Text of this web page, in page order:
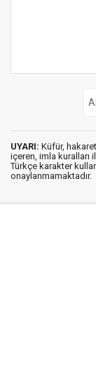
UYARI: Küfür,
içeren, imla kuralları
Türkçe karakter
onaylanmamaktadır.